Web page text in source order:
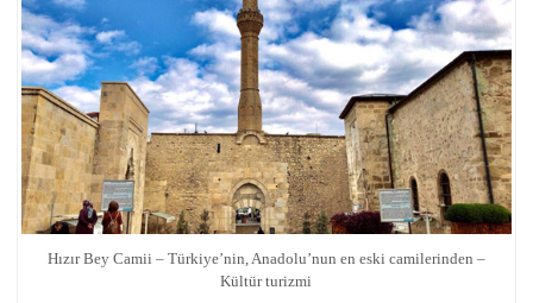
Hızır Bey Camii – Türkiye’nin, Anadolu’nun en eski camilerinden –
Kültür turizmi